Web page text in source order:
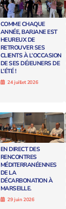
COMME CHAQUE
ANNÉE, BARJANE EST
HEUREUX DE
RETROUVER SES
CLIENTS À L’OCCASION
DE SES DÉJEUNERS DE
L’ÉTÉ !
24 juillet 2026
EN DIRECT DES
RENCONTRES
MÉDITERRANÉENNES
DE LA
DÉCARBONATION À
MARSEILLE.
29 juin 2026